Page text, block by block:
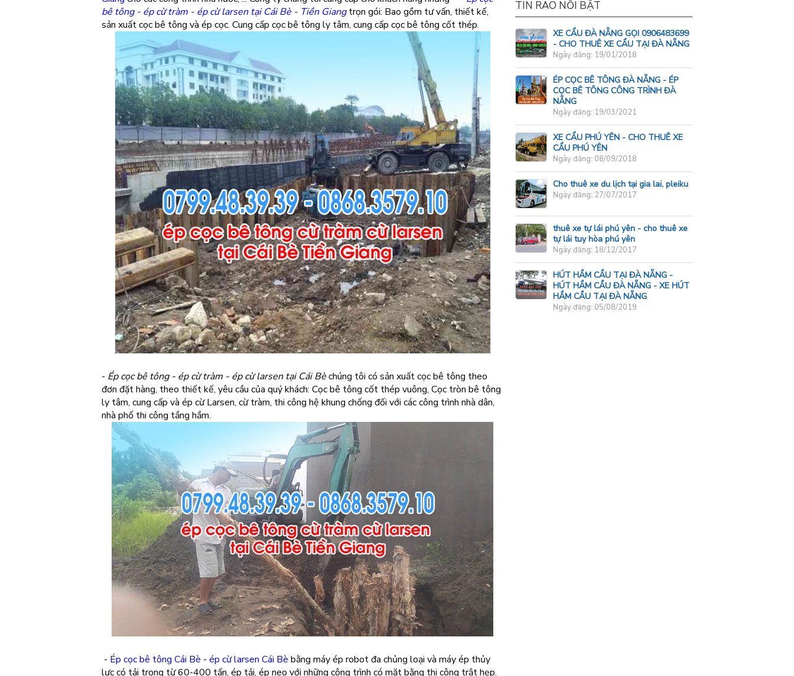
bê tông - ép cừ tràm - ép cừ larsen tại Cái Bè - Tiền Giangtrọn gói: Bao gồm tư vấn, thiết kế,
sản xuất cọc bê tông và ép cọc. Cung cấp cọc bê tông ly tâm, cung cấp cọc bê tông cốt thép.
- Ép cọc bê tông - ép cừ tràm - ép cừ larsen tại Cái Bèchúng tôi có sản xuất cọc bê tông theo
đơn đặt hàng, theo thiết kế, yêu cầu của quý khách: Cọc bê tông cốt thép vuông, Cọc tròn bê tông
ly tâm, cung cấp và ép cừ Larsen, cừ tràm, thi công hệ khung chống đối với các công trình nhà dân,
nhà phố thi công tầng hầm.
- Ép cọc bê tông Cái Bè - ép cừ larsen Cái Bè bằng máy ép robot đa chủng loại và máy ép thủy
lực có tải trọng từ 60-400 tấn, ép tải, ép neo với những công trình có mặt bằng thi công trật hẹp.
TIN RAO NỔI BẬT
XE CẨU ĐÀ NẴNG GỌI 0906483699
- CHO THUÊ XE CẨU TẠI ĐÀ NẴNG
Ngày đăng: 19/01/2018
ÉP CỌC BÊ TÔNG ĐÀ NẴNG - ÉP
CỌC BÊ TÔNG CÔNG TRÌNH ĐÀ
NẴNG
Ngày đăng: 19/03/2021
XE CẨU PHÚ YÊN - CHO THUÊ XE
CẨU PHÚ YÊN
Ngày đăng: 08/09/2018
Cho thuê xe du lịch tại gia lai, pleiku
Ngày đăng: 27/07/2017
thuê xe tự lái phú yên - cho thuê xe
tự lái tuy hòa phú yên
Ngày đăng: 18/12/2017
HÚT HẦM CẦU TẠI ĐÀ NẴNG -
HÚT HẦM CẦU ĐÀ NẴNG - XE HÚT
HẦM CẦU TẠI ĐÀ NẴNG
Ngày đăng: 05/08/2019